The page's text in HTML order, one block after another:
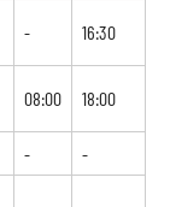
- 16:30
08:00 18:00
- -